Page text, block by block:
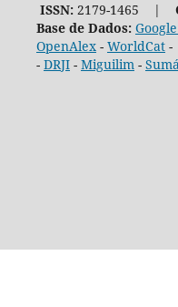
ISSN:2179-1465 |
Base de Dados:
OpenAlex- WorldCat-
- DRJI- Miguilim-